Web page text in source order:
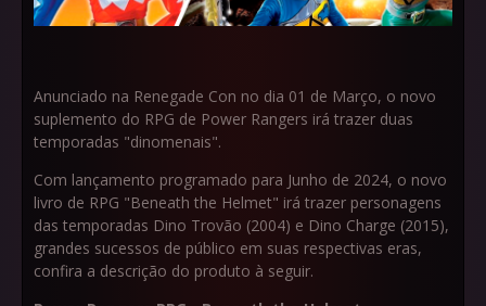
Anunciado na Renegade Con no dia 01 de Março, o novo
suplemento do RPG de Power Rangers irá trazer duas
temporadas "dinomenais".
Com lançamento programado para Junho de 2024, o novo
livro de RPG "Beneath the Helmet" irá trazer personagens
das temporadas Dino Trovão (2004) e Dino Charge (2015),
grandes sucessos de público em suas respectivas eras,
confira a descrição do produto à seguir.